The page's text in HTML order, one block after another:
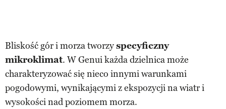
Bliskość gór i morza tworzyspecyficzny
mikroklimat. W Genui każda dzielnica może
charakteryzować się nieco innymi warunkami
pogodowymi, wynikającymi z ekspozycji na wiatr i
wysokości nad poziomem morza.